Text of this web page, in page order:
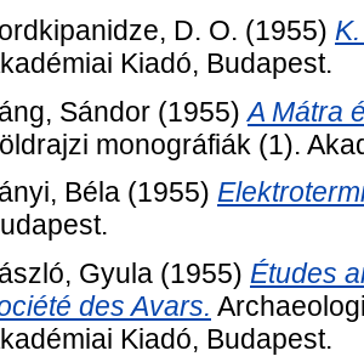
D. O. (1955)
Kiadó, Budapest.
Sándor (1955)A Mátra
monográfiák (1).
Béla (1955)
Gyula (1955) Études
des Avars.
Kiadó, Budapest.